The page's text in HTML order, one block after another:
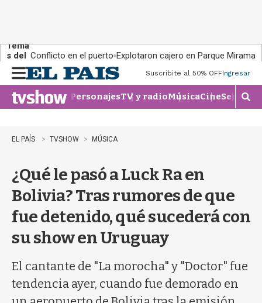
Tema
s del
día:
Conflicto en el puerto Explotaron cajero en Parque Miramar
n
u
Suscribite al 50% OFFIngresar
PersonajesTV y radioMúsicaCineSeries
M
o
q
a
EL PAÍS TVSHOW MÚSICA
¿Qué le pasó a Luck Ra en
Bolivia? Tras rumores de que
fue detenido, qué sucederá con
su show en Uruguay
El cantante de "La morocha" y "Doctor" fue
tendencia ayer, cuando fue demorado en